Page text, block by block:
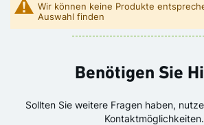
Wir können keine Produkte
Auswahl finden
Benötigen Sie
Sollten Sie weitere Fragen haben,
Kontaktmöglichkeiten.